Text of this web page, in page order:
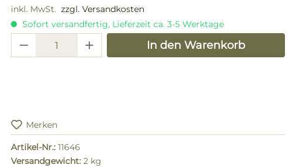
inkl. MwSt. zzgl. Versandkosten
Sofort versandfertig, Lieferzeit ca. 3-5 Werktage
Produkt Anzahl: Gib denIn den Warenkorb
Merken
Artikel-Nr.: 11646
Versandgewicht: 2 kg